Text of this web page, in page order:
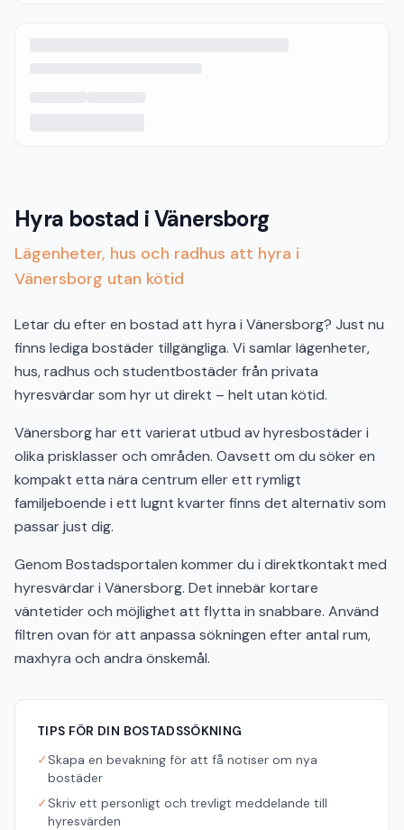
Hyra bostad i Vänersborg
Lägenheter, hus och radhus att hyra i
Vänersborg utan kötid
Letar du efter en bostad att hyra i Vänersborg? Just nu
finns lediga bostäder tillgängliga. Vi samlar lägenheter,
hus, radhus och studentbostäder från privata
hyresvärdar som hyr ut direkt – helt utan kötid.
Vänersborg har ett varierat utbud av hyresbostäder i
olika prisklasser och områden. Oavsett om du söker en
kompakt etta nära centrum eller ett rymligt
familjeboende i ett lugnt kvarter finns det alternativ som
passar just dig.
Genom Bostadsportalen kommer du i direktkontakt med
hyresvärdar i Vänersborg. Det innebär kortare
väntetider och möjlighet att flytta in snabbare. Använd
filtren ovan för att anpassa sökningen efter antal rum,
maxhyra och andra önskemål.
TIPS FÖR DIN BOSTADSSÖKNING
✓Skapa en bevakning för att få notiser om nya
bostäder
✓Skriv ett personligt och trevligt meddelande till
hyresvärden